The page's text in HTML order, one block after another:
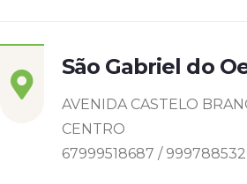
São Gabriel do
AVENIDA CASTELO
CENTRO
67999518687 / 999788532